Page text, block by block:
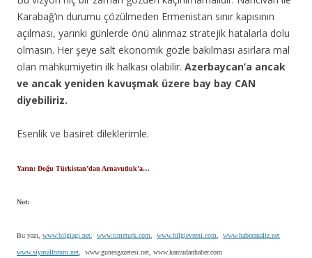
Karabağ’ın durumu çözülmeden Ermenistan sınır kapısının
açılması, yarınki günlerde önü alınmaz stratejik hatalarla dolu
olmasın. Her şeye salt ekonomik gözle bakılması asırlara mal
olan mahkumiyetin ilk halkası olabilir. Azerbaycan’a ancak
ve ancak yeniden kavuşmak üzere bay bay CAN
diyebiliriz.
Esenlik ve basiret dileklerimle.
Yarın: Doğu Türkistan’dan Arnavutluk’a…
Not:
Bu yazı, www.bilgiagi.net www.timeturk.com www.bilgievreni.com www.haberanaliz.net
www.siyasalforum.net , www.gunesgazetesi.net, www.kamudanhaber.com